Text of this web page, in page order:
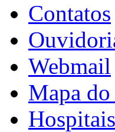
Contatos
Webmail
Mapa